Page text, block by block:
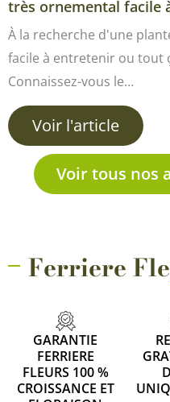
très ornemental facile
À la recherche d'une
facile à entretenir ou tout
Connaissez-vous le…
Voir l'article
Voir tous nos
Ferriere
GARANTIE
FERRIERE
FLEURS 100 %
CROISSANCE ET